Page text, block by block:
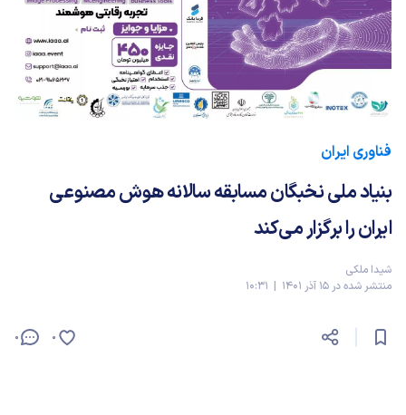
فناوری ایران
بنیاد ملی نخبگان مسابقه سالانه هوش مصنوعی
ایران را برگزار می‌کند
شیدا ملکی
منتشر شده در 15 آذر 1401 | 10:31
0 0